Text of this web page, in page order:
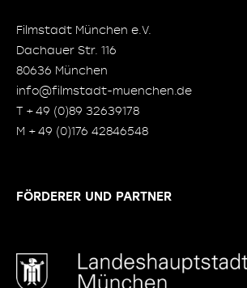
Filmstadt München e.V.
Dachauer Str. 116
80636 München
info@filmstadt-muenchen.de
T + 49 (0)89 32639178
M + 49 (0)176 42846548
FÖRDERER UND PARTNER